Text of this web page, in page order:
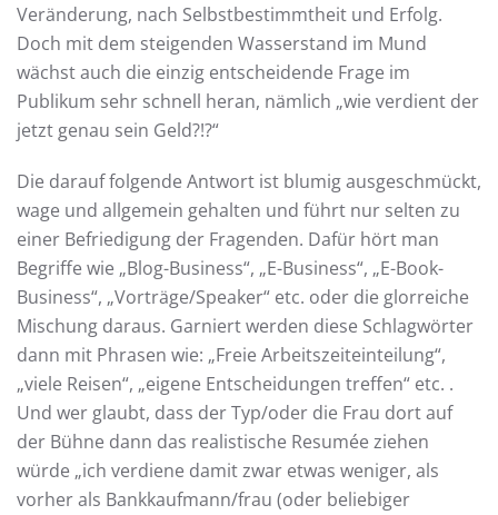
Veränderung, nach Selbstbestimmtheit und Erfolg.
Doch mit dem steigenden Wasserstand im Mund
wächst auch die einzig entscheidende Frage im
Publikum sehr schnell heran, nämlich „wie verdient der
jetzt genau sein Geld?!?“
Die darauf folgende Antwort ist blumig ausgeschmückt,
wage und allgemein gehalten und führt nur selten zu
einer Befriedigung der Fragenden. Dafür hört man
Begriffe wie „Blog-Business“, „E-Business“, „E-Book-
Business“, „Vorträge/Speaker“ etc. oder die glorreiche
Mischung daraus. Garniert werden diese Schlagwörter
dann mit Phrasen wie: „Freie Arbeitszeiteinteilung“,
„viele Reisen“, „eigene Entscheidungen treffen“ etc. .
Und wer glaubt, dass der Typ/oder die Frau dort auf
der Bühne dann das realistische Resumée ziehen
würde „ich verdiene damit zwar etwas weniger, als
vorher als Bankkaufmann/frau (oder beliebiger